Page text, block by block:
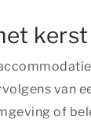
van
of